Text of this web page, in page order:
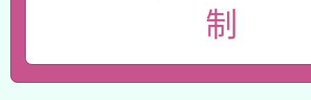
適應運動共學行動站研
本館辦理115年度閱讀
制